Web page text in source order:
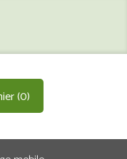
(0)